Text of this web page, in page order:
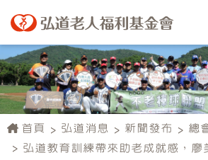
首頁 弘道消息 新聞發布
總
弘道教育訓練帶來助老成就感，廖